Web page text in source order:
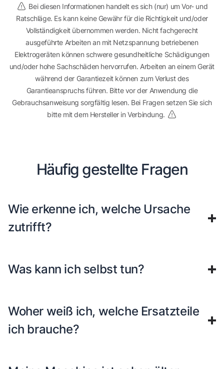
Bei diesen Informationen handelt es sich (nur) um Vor- und
Ratschläge. Es kann keine Gewähr für die Richtigkeit und/oder
Vollständigkeit übernommen werden. Nicht fachgerecht
ausgeführte Arbeiten an mit Netzspannung betriebenen
Elektrogeräten können schwere gesundheitliche Schädigungen
und/oder hohe Sachschäden hervorrufen. Arbeiten an einem Gerät
während der Garantiezeit können zum Verlust des
Garantieanspruchs führen. Bitte vor der Anwendung die
Gebrauchsanweisung sorgfältig lesen. Bei Fragen setzen Sie sich
bitte mit dem Hersteller in Verbindung.
Häufig gestellte Fragen
Wie erkenne ich, welche Ursache
zutrifft?
Was kann ich selbst tun?
Woher weiß ich, welche Ersatzteile
ich brauche?